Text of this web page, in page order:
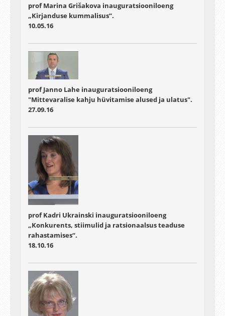
prof Marina Grišakova inauguratsiooniloeng
„Kirjanduse kummalisus“.
10.05.16
prof Janno Lahe inauguratsiooniloeng
"Mittevaralise kahju hüvitamise alused ja ulatus".
27.09.16
prof Kadri Ukrainski inauguratsiooniloeng
„Konkurents, stiimulid ja ratsionaalsus teaduse
rahastamises“.
18.10.16